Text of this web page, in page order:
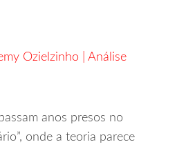
Ozielzinho | Análise
anos presos no
onde a teoria parece